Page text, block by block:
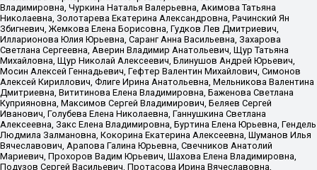
Владимировна, Чуркина Наталья Валерьевна, Акимова Татьяна
Николаевна, Золотарева Екатерина Александровна, Рачинский Ян
Збигневич, Жемкова Елена Борисовна, Гудков Лев Дмитриевич,
Илларионова Юлия Юрьевна, Саранг Анна Васильевна, Захарова
Светлана Сергеевна, Аверин Владимир Анатольевич, Щур Татьяна
Михайловна, Щур Николай Алексеевич, Блинушов Андрей Юрьевич,
Мосин Алексей Геннадьевич, Гефтер Валентин Михайлович, Симонов
Алексей Кириллович, Флиге Ирина Анатольевна, Мельникова Валентина
Дмитриевна, Вититинова Елена Владимировна, Баженова Светлана
Куприяновна, Максимов Сергей Владимирович, Беляев Сергей
Иванович, Голубева Елена Николаевна, Ганнушкина Светлана
Алексеевна, Закс Елена Владимировна, Буртина Елена Юрьевна, Гендель
Людмила Залмановна, Кокорина Екатерина Алексеевна, Шуманов Илья
Вячеславович, Арапова Галина Юрьевна, Свечников Анатолий
Мариевич, Прохоров Вадим Юрьевич, Шахова Елена Владимировна,
Подузов Сергей Васильевич, Протасова Ирина Вячеславовна,